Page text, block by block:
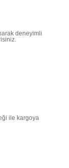
deneyimli
ile kargoya